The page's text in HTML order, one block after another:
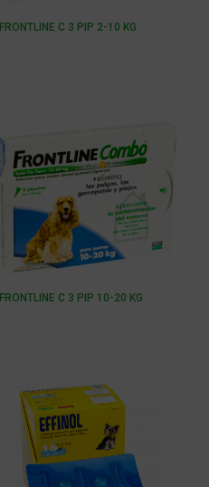
FRONTLINE C 3 PIP 2-10 KG
FRONTLINE C 3 PIP 10-20 KG